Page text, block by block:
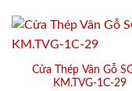
Cửa Thép Vân Gỗ
KM.TVG-1C-29